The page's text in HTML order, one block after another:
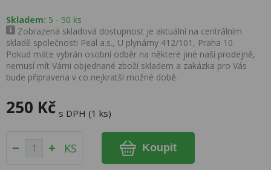
Skladem: 5 - 50 ks
Zobrazená skladová dostupnost je aktuální na centrálním
skladě společnosti Peal a.s., U plynárny 412/101, Praha 10.
Pokud máte vybrán osobní odběr na některé jiné naší prodejně,
nemusí mít Vámi objednané zboží skladem a zakázka pro Vás
bude připravena v co nejkratší možné době.
250 Kč s DPH (1 ks)
KS Koupit